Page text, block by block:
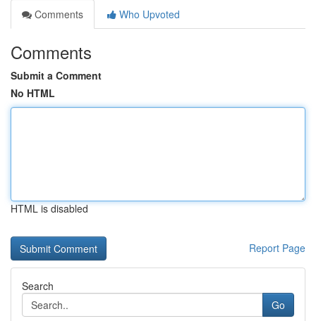
Comments
Who Upvoted
Comments
Submit a Comment
No HTML
HTML is disabled
Report Page
Search
Go